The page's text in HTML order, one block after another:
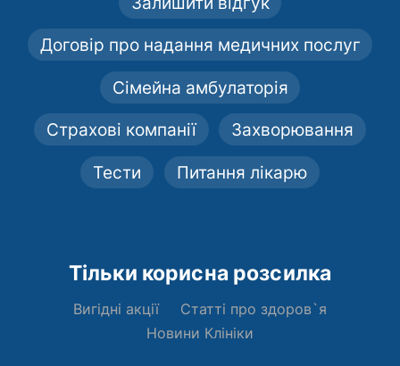
Договір про надання медичних послуг
Сімейна амбулаторія
Страхові компанії Захворювання
Тести Питання лікарю
Тільки корисна розсилка
Вигідні акції
Статті про здоров`я
Новини Клініки